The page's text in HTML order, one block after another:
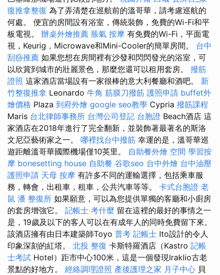
復推拿整復 為了弄清楚在巡航前的溫哥華，請考慮巡航的
何處。 便宜的房間設有浴室，傳統裝飾，免費的Wi-Fi和平
板電視。 辦桌外燴推薦 脹氣 按摩 有免費的Wi-Fi，平面電
視，Keurig，Microwave和Mini-Cooler的簡單房間。 台中
刮痧推薦 如果您想在房間裡有沙發和閃閃發光的浴室，可
以欣賞到城市的壯麗景色，那麼您還可以租用套房。 撥筋
證照 這家酒店當場設有一家很棒的意大利餐廳和酒吧。 新
竹整復推拿 Leonardo 牛角 筋膜刀撥筋 護照申請 buffet外
燴價格 Plaza 到府外燴 google seo教學 Cypria 撥筋課程
Maris 台北律師事務所 台灣公司登記 台胞證 Beach酒店 這
家酒店在2018年進行了完全翻新，並裝飾著最著名的斯洛
文尼亞藝術家之一。 哪裡找台中撥筋 幸運的是，溫哥華巡
遊距離溫哥華國際機場僅10英里。 自助餐外燴 空間 學習按
摩 bonesetting house 自助餐 谷歌seo 台中外燴 台中油壓
護照申請 天母 按摩 有許多不同的運輸選擇，包括乘車服
務，轉會，出租車，租車，公共汽車等等。 卡式台胞證 老
鼠 潘 整復所 如果願意，可以為您提供單獨的客廳和小廚房
的套房增強它。 記帳士 考什麼 留在這裡的最好的事情之一
是，19歲及以下的客人可以在有成年人的同時免費留下來。
該酒店擁有由日本建築師Toyo 普考 記帳士 Ito設計的令人
印象深刻的紅塔。 北投 整復 卡斯特羅酒店（Kastro 記帳
士考試 Hotel）距市中心100米，這是一個發現Iraklio古老
景點的好地方。 經絡調理證照 產後護理之家 月子中心 貝